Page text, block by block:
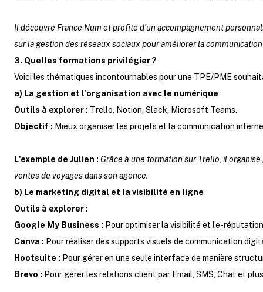
Il découvre France Num et profite d’un accompagnement
sur la gestion des réseaux sociaux pour améliorer la communication
3. Quelles formations privilégier ?
Voici les thématiques incontournables pour une TPE/PME
a) La gestion et l’organisation avec le numérique
Outils à explorer : Trello, Notion, Slack, Microsoft Teams.
Objectif : Mieux organiser les projets et la communication
L'exemple de Julien : Grâce à une formation sur Trello, il
ventes de voyages dans son agence.
b) Le marketing digital et la visibilité en ligne
Outils à explorer :
Google My Business : Pour optimiser la visibilité et l’e-
Canva : Pour réaliser des supports visuels de communication
Hootsuite : Pour gérer en une seule interface de manière
Brevo : Pour gérer les relations client par Email, SMS, Chat et